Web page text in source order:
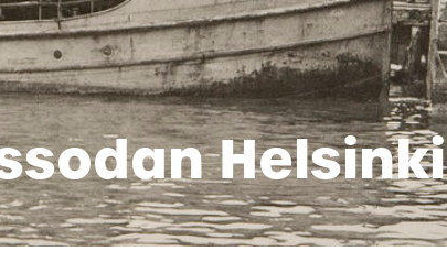
Helsinki